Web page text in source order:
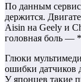
По данным
держится.
Aisin на Geely и
головная боль —
Глюки
ошибки датчиков
У японцев такие